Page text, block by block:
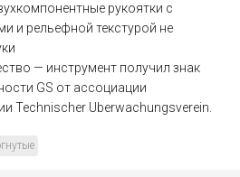
рукоятки с
и рельефной текстурой не
— инструмент получил знак
GS от ассоциации
Technischer Uberwachungsverein.